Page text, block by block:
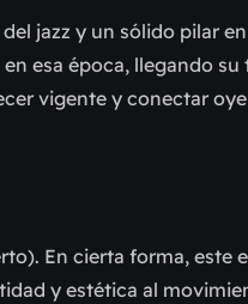
jazz y un sólido pilar
esa época, llegando su
vigente y conectar
En cierta forma, este
y estética al